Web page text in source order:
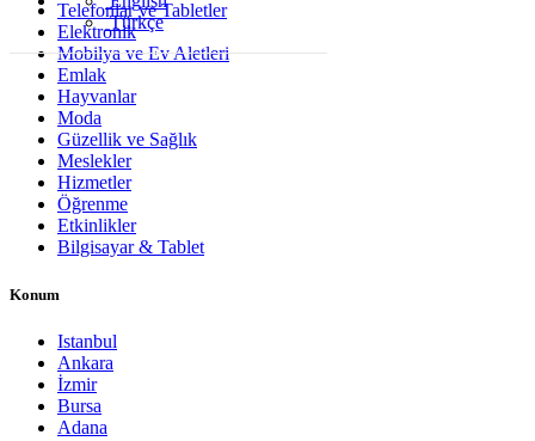
Türkçe
Telefonlar ve Tabletler
Elektronik
Mobilya ve Ev Aletleri
Emlak
Hayvanlar
Moda
Güzellik ve Sağlık
Meslekler
Hizmetler
Öğrenme
Etkinlikler
Bilgisayar & Tablet
Konum
Istanbul
Ankara
İzmir
Bursa
Adana